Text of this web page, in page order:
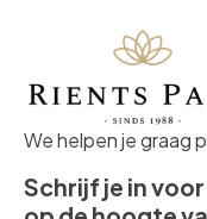
We helpen je graag
Schrijf je in